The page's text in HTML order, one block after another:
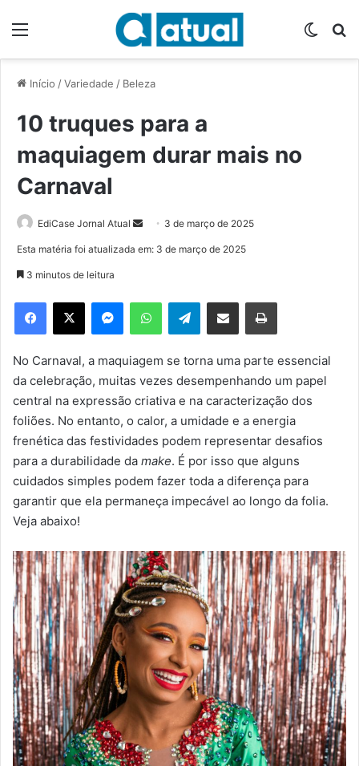
Início /Variedade / Beleza
10 truques para a
maquiagem durar mais no
Carnaval
EdiCase Jornal Atual
e
u
m
e
-
m
a
i
3 de março de 2025
Esta matéria foi atualizada em: 3 de março de 2025
3 minutos de leitura
Telegram
No Carnaval, a maquiagem se torna uma parte essencial
da celebração, muitas vezes desempenhando um papel
central na expressão criativa e na caracterização dos
foliões. No entanto, o calor, a umidade e a energia
frenética das festividades podem representar desafios
para a durabilidade da make. É por isso que alguns
cuidados simples podem fazer toda a diferença para
garantir que ela permaneça impecável ao longo da folia.
Veja abaixo!